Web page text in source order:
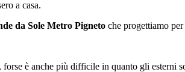
a casa.
da Sole Metro Pigneto che progettiamo
è anche più difficile in quanto gli esterni